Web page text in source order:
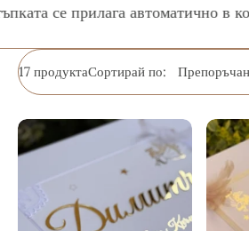
прилага автоматично в
17 продуктаСортирай по: